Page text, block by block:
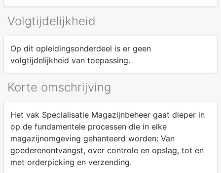
Volgtijdelijkheid
Op dit opleidingsonderdeel is er geen
volgtijdelijkheid van toepassing.
Korte omschrijving
Het vak Specialisatie Magazijnbeheer gaat dieper in
op de fundamentele processen die in elke
magazijnomgeving gehanteerd worden: Van
goederenontvangst, over controle en opslag, tot en
met orderpicking en verzending.